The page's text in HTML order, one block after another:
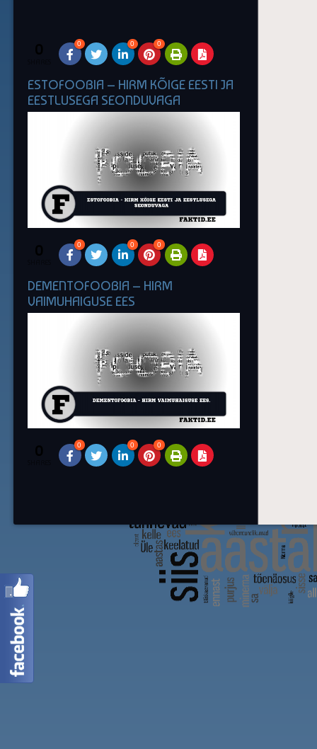
0 0 0 0
ESTOFOOBIA – HIRM KÕIGE EESTI JA
EESTLUSEGA SEONDUVAGA
0 0 0 0
DEMENTOFOOBIA – HIRM
VAIMUHAIGUSE EES
0 0 0 0